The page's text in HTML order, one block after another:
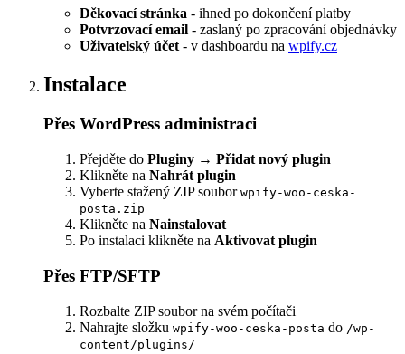
Děkovací stránka - ihned po dokončení platby
Potvrzovací email - zaslaný po zpracování objednávky
Uživatelský účet - v dashboardu na wpify.cz
Instalace
Přes WordPress administraci
Přejděte do Pluginy → Přidat nový plugin
Klikněte na Nahrát plugin
Vyberte stažený ZIP soubor wpify-woo-ceska-
posta.zip
Klikněte na Nainstalovat
Po instalaci klikněte na Aktivovat plugin
Přes FTP/SFTP
Rozbalte ZIP soubor na svém počítači
Nahrajte složku wpify-woo-ceska-posta do /wp-
content/plugins/